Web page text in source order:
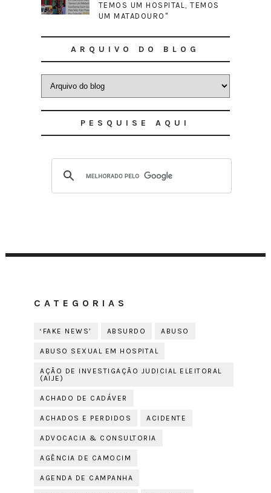
TEMOS UM HOSPITAL, TEMOS
UM MATADOURO"
ARQUIVO DO BLOG
PESQUISE AQUI
CATEGORIAS
‘FAKE NEWS’ ABSURDO ABUSO
ABUSO SEXUAL EM HOSPITAL
AÇÃO DE INVESTIGAÇÃO JUDICIAL ELEITORAL
(AIJE)
ACHADO DE CADÁVER
ACHADOS E PERDIDOS ACIDENTE
ADVOCACIA & CONSULTORIA
AGÊNCIA DE CAMOCIM
AGENDA DE CAMPANHA